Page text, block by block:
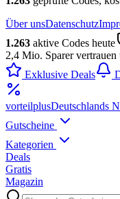
Über unsDatenschutz
1.263 aktive Codes heute
2,4 Mio. Sparer vertrauen
Exklusive Deals
vorteilplusDeutschlands
Gutscheine
Kategorien
Deals
Gratis
Magazin